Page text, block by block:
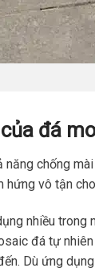
đá
năng chống
vô tận
nhiều trong
đá tự
Dù ứng